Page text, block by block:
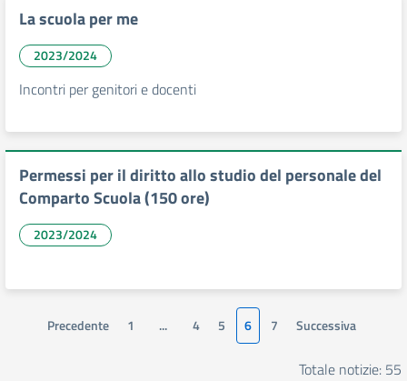
La scuola per me
2023/2024
Incontri per genitori e docenti
Permessi per il diritto allo studio del personale del
Comparto Scuola (150 ore)
2023/2024
Precedente 1 ... 4 5 6 7 Successiva
Totale notizie: 55